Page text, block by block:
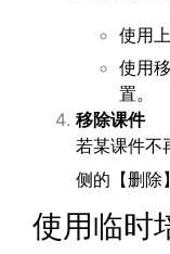
使用
使用
置。
移除课件
若某课件不
侧的【删除
使用临时